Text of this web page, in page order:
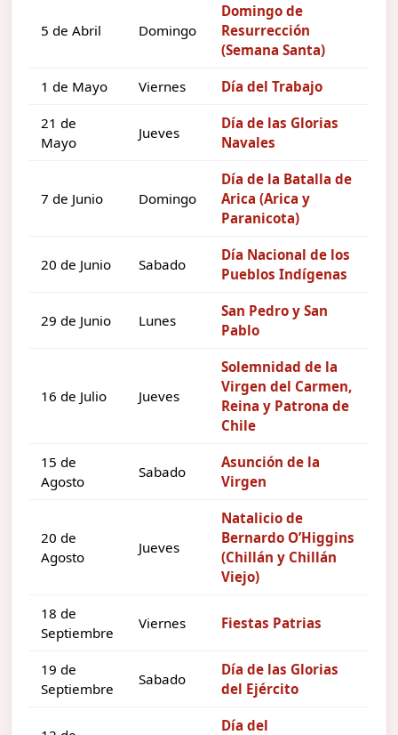
5 de Abril Domingo
Domingo de
Resurrección
(Semana Santa)
1 de Mayo Viernes Día del Trabajo
21 de
Mayo
Jueves
Día de las Glorias
Navales
7 de Junio Domingo
Día de la Batalla de
Arica (Arica y
Paranicota)
20 de Junio Sabado
Día Nacional de los
Pueblos Indígenas
29 de Junio Lunes
San Pedro y San
Pablo
16 de Julio Jueves
Solemnidad de la
Virgen del Carmen,
Reina y Patrona de
Chile
15 de
Agosto
Sabado
Asunción de la
Virgen
20 de
Agosto
Jueves
Natalicio de
Bernardo O’Higgins
(Chillán y Chillán
Viejo)
18 de
Septiembre
Viernes Fiestas Patrias
19 de
Septiembre
Sabado
Día de las Glorias
del Ejército
Día del